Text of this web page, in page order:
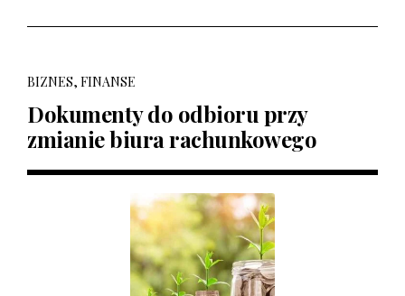
BIZNES, FINANSE
Dokumenty do odbioru przy
zmianie biura rachunkowego